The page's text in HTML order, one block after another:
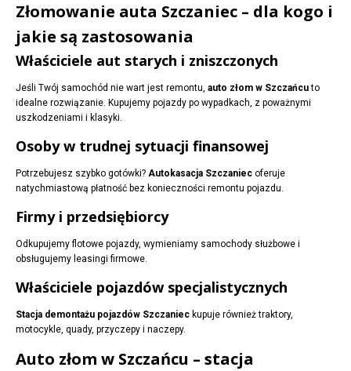
Złomowanie auta Szczaniec – dla kogo i
jakie są zastosowania
Właściciele aut starych i zniszczonych
Jeśli Twój samochód nie wart jest remontu, auto złom w Szczańcuto
idealne rozwiązanie. Kupujemy pojazdy po wypadkach, z poważnymi
uszkodzeniami i klasyki.
Osoby w trudnej sytuacji finansowej
Potrzebujesz szybko gotówki? Autokasacja Szczaniec oferuje
natychmiastową płatność bez konieczności remontu pojazdu.
Firmy i przedsiębiorcy
Odkupujemy flotowe pojazdy, wymieniamy samochody służbowe i
obsługujemy leasingi firmowe.
Właściciele pojazdów specjalistycznych
Stacja demontażu pojazdów Szczaniec kupuje również traktory,
motocykle, quady, przyczepy i naczepy.
Auto złom w Szczańcu – stacja